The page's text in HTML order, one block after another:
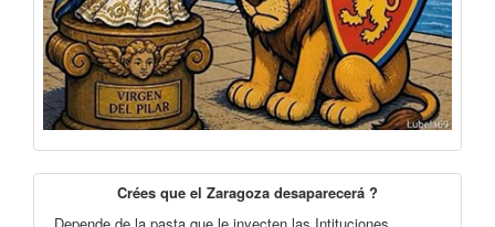
Crées que el Zaragoza desaparecerá ?